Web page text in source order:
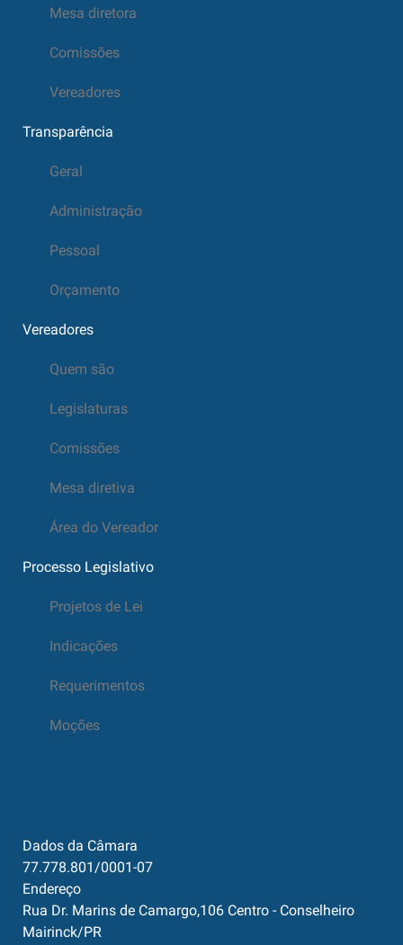
Mesa diretora
Comissões
Vereadores
Transparência
Geral
Administração
Pessoal
Orçamento
Vereadores
Quem são
Legislaturas
Comissões
Mesa diretiva
Área do Vereador
Processo Legislativo
Projetos de Lei
Indicações
Requerimentos
Moções
Dados da Câmara
77.778.801/0001-07
Endereço
Rua Dr. Marins de Camargo,106 Centro - Conselheiro
Mairinck/PR